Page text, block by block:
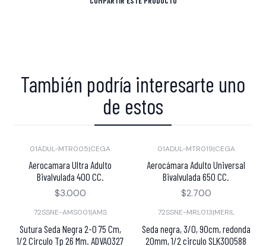
También podría interesarte uno
de estos
01ADUL-MTR005|CEGA
Aerocamara Ultra Adulto
Bivalvulada 400 CC.
$3.000
01ADUL-MTR019|CEGA
Aerocámara Adulto Universal
Bivalvulada 650 CC.
$2.700
72SSNE-AMS001|AMS
Sutura Seda Negra 2-0 75 Cm,
1/2 Circulo Tp 26 Mm. ADVA0327
72SSNE-MRL013|MERIL
Seda negra, 3/0, 90cm, redonda
20mm, 1/2 circulo SLK300588